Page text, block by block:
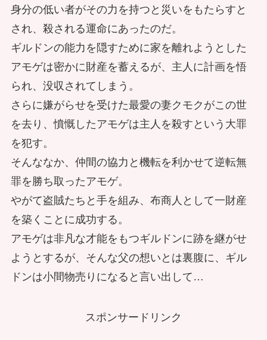
身分の低い者がその力を持つと災いをもたらすと
され、殺される運命にあったのだ。
ギルドンの能力を隠すために家を離れようとした
アモゲは密かに財産を蓄えるが、主人に計画を悟
られ、没収されてしまう。
さらに嫌がらせを受けた最愛の妻クモクがこの世
を去り、憤慨したアモゲは主人を殺すという大罪
を犯す。
そんななか、仲間の協力と機転を利かせて逆転無
罪を勝ち取ったアモゲ。
やがて盗賊たちと手を組み、布商人として一財産
を築くことに成功する。
アモゲは非凡な才能をもつギルドンに跡を継がせ
ようとするが、そんな父の想いとは裏腹に、ギル
ドンは小間物売りになると言い出して…
スポンサードリンク